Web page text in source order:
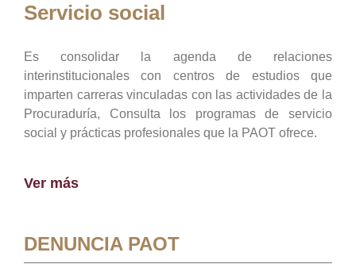
Servicio social
Es consolidar la agenda de relaciones
interinstitucionales con centros de estudios que
imparten carreras vinculadas con las actividades de la
Procuraduría, Consulta los programas de servicio
social y prácticas profesionales que la PAOT ofrece.
Ver más
DENUNCIA PAOT